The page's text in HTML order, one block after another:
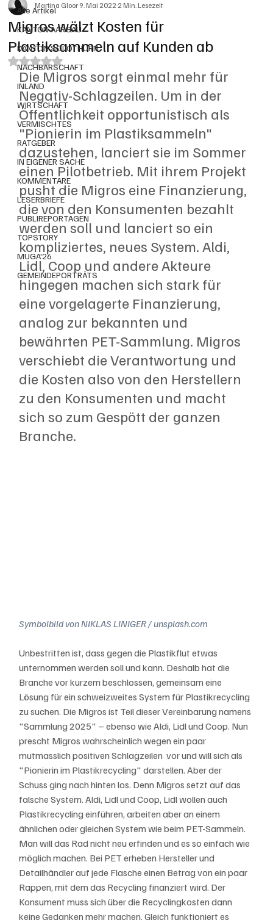
Alle Artikel
KANTON AARGAU
KANTON SOLOTHURN
NACHBARSCHAFT
INLAND
WIRTSCHAFT
VERMISCHTES
RATGEBER
IN EIGENER SACHE
KOMMENTARE
LESERBRIEFE
PUBLIREPORTAGEN
TOPSTORY
MUGA'26
GEMEINDEPORTRÄTS
Migros wälzt Kosten für
Plastiksammeln auf Kunden ab
Martina Gloor9. Mai 20222 Min. Lesezeit
Mit NaN von 5 Sternen bewertet.
Die Migros sorgt einmal mehr für
Negativ-Schlagzeilen. Um in der
Öffentlichkeit opportunistisch als
"Pionierin im Plastiksammeln"
dazustehen, lanciert sie im Sommer
einen Pilotbetrieb. Mit ihrem Projekt
pusht die Migros eine Finanzierung,
die von den Konsumenten bezahlt
werden soll und lanciert so ein
kompliziertes, neues System. Aldi,
Lidl, Coop und andere Akteure
hingegen machen sich stark für
eine vorgelagerte Finanzierung,
analog zur bekannten und
bewährten PET-Sammlung. Migros
verschiebt die Verantwortung und
die Kosten also von den Herstellern
zu den Konsumenten und macht
sich so zum Gespött der ganzen
Branche.
Symbolbild von NIKLAS LINIGER / unsplash.com
Unbestritten ist, dass gegen die Plastikflut etwas
unternommen werden soll und kann. Deshalb hat die
Branche vor kurzem beschlossen, gemeinsam eine
Lösung für ein schweizweites System für Plastikrecycling
zu suchen. Die Migros ist Teil dieser Vereinbarung namens
"Sammlung 2025" – ebenso wie Aldi, Lidl und Coop. Nun
prescht Migros wahrscheinlich wegen ein paar
mutmasslich positiven Schlagzeilen  vor und will sich als
"Pionierin im Plastikrecycling" darstellen. Aber der
Schuss ging nach hinten los. Denn Migros setzt auf das
falsche System. Aldi, Lidl und Coop, Lidl wollen auch
Plastikrecycling einführen, arbeiten aber an einem
ähnlichen oder gleichen System wie beim PET-Sammeln.
Man will das Rad nicht neu erfinden und es so einfach wie
möglich machen. Bei PET erheben Hersteller und
Detailhändler auf jede Flasche einen Betrag von ein paar
Rappen, mit dem das Recycling finanziert wird. Der
Konsument muss sich über die Recyclingkosten dann
keine Gedanken mehr machen. Gleich funktioniert es